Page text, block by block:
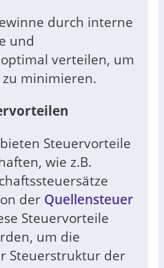
durch interne
und
verteilen, um
minimieren.
Steuervorteile
wie z.B.
der Quellensteuer
Steuervorteile
um die
Steuerstruktur der